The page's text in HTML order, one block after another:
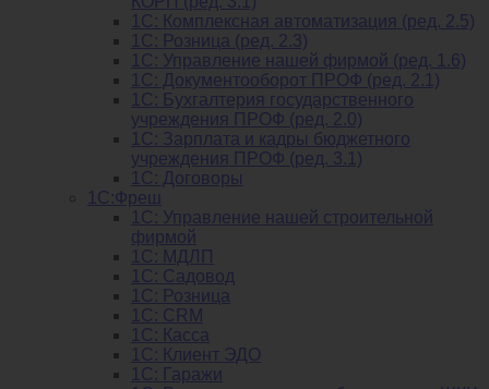
1C: Комплексная автоматизация (ред. 2.5)
1С: Розница (ред. 2.3)
1С: Управление нашей фирмой (ред. 1.6)
1С: Документооборот ПРОФ (ред. 2.1)
1C: Бухгалтерия государственного
учреждения ПРОФ (ред. 2.0)
1C: Зарплата и кадры бюджетного
учреждения ПРОФ (ред. 3.1)
1С: Договоры
1С:Фреш
1С: Управление нашей строительной
фирмой
1С: МДЛП
1С: Садовод
1С: Розница
1C: CRM
1C: Касса
1С: Клиент ЭДО
1С: Гаражи